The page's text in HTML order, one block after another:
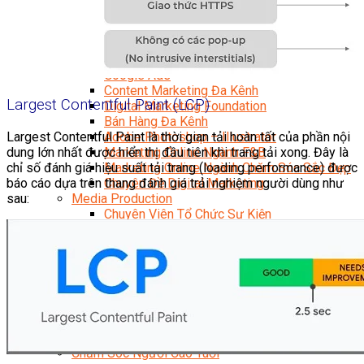
Facebook Marketing
Search Engine Optimization (SEO)
Quản Trị Fanpage
Facebook Ads
Google Ads
Content Marketing Đa Kênh
Digital Marketing Foundation
Bán Hàng Đa Kênh
Adobe Photoshop – Illustrator
Marketing Online Ngành F&B
Marketing Online Ngành Chăm Sóc Sắc Đẹp
Chuyên Đề Digital Marketing
Media Production
Chuyên Viên Tổ Chức Sự Kiện
Media Production
Nhiếp Ảnh Thương Mại
Sản Xuất Phim Kỹ Thuật Số
Biên Tập Video Cơ Bản Với Capcut
Dựng Phim Cơ Bản Với Adobe Premiere Pro
Sức Khỏe
Chăm Sóc Người Cao Tuổi
Largest Contentful Paint (LCP)
Largest Contentful Paint là thời gian tải hoàn tất của phần nội
dung lớn nhất được hiển thị đầu tiên khi trang tải xong. Đây là
chỉ số đánh giá hiệu suất tải trang (loading performance) được
báo cáo dựa trên thang đánh giá trải nghiệm người dùng như
sau: